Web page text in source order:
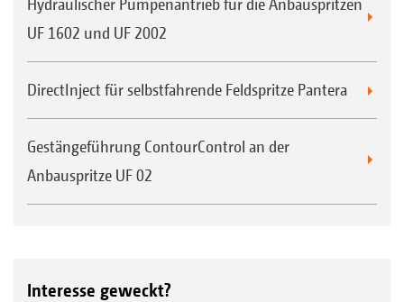
Hydraulischer Pumpenantrieb für die Anbauspritzen
UF 1602 und UF 2002
DirectInject für selbstfahrende Feldspritze Pantera
Gestängeführung ContourControl an der
Anbauspritze UF 02
Interesse geweckt?